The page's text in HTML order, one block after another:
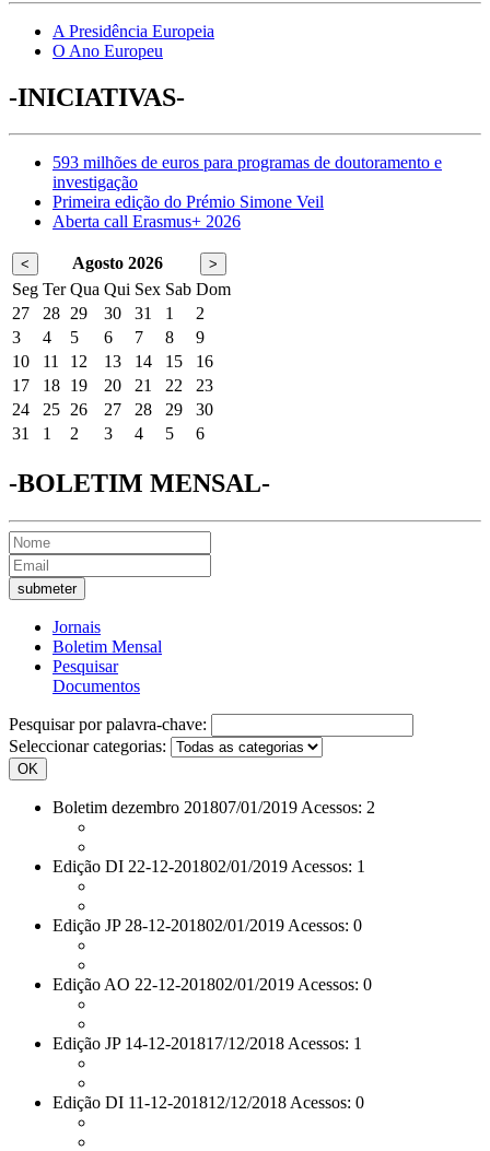
A Presidência Europeia
O Ano Europeu
-INICIATIVAS-
593 milhões de euros para programas de doutoramento e
investigação
Primeira edição do Prémio Simone Veil
Aberta call Erasmus+ 2026
< Agosto 2026 >
Seg Ter Qua Qui Sex Sab Dom
27
28 29 30 31 1
2
3
4 5 6 7 8
9
10
11 12 13 14 15
16
17
18 19 20 21 22
23
24
25 26 27 28 29
30
31
1 2 3 4 5 6
-BOLETIM MENSAL-
Jornais
Boletim Mensal
Pesquisar
Documentos
Pesquisar por palavra-chave:
Seleccionar categorias:
OK
Boletim dezembro 201807/01/2019 Acessos: 2
Edição DI 22-12-201802/01/2019 Acessos: 1
Edição JP 28-12-201802/01/2019 Acessos: 0
Edição AO 22-12-201802/01/2019 Acessos: 0
Edição JP 14-12-201817/12/2018 Acessos: 1
Edição DI 11-12-201812/12/2018 Acessos: 0